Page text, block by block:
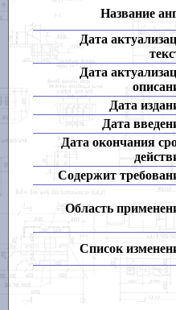
Название
Дата
Дата
Дата
Дата
Дата окончания
Содержит
Область
Список